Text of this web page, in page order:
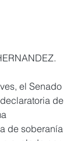
el Senado
de
de soberanía